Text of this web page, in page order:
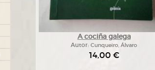
A cociña galega
Autor:Cunqueiro, Álvaro
14,00 €